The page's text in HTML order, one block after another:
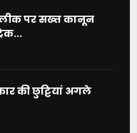
लीक पर सख्त कानून
की छुट्टियां अगले